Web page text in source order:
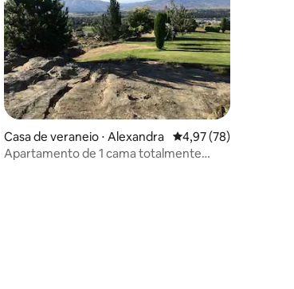
média de 5, 47 avaliações
Casa de veraneio ⋅ Alexandra 4,97 de uma
4,97 (78)
Apartamento de 1 cama totalmente